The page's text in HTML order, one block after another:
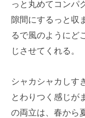
っと丸めてコンパ
隙間にするっと収
るで風のようにど
じさせてくれる。
シャカシャカしす
とわりつく感じが
の両立は、春から